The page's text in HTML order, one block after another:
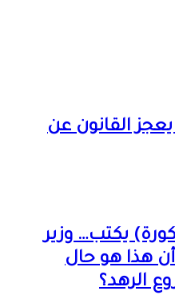
القانون عن
يكتب… وزير
هذا هو حال
الرهد؟